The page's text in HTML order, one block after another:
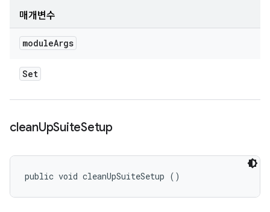
매개변수
moduleArgs
Set
cleanUpSuiteSetup
public void cleanUpSuiteSetup ()